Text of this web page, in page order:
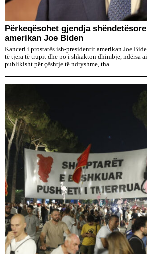
Përkeqësohet gjendja
amerikan Joe Biden
Kanceri i prostatës ish-presidentit amerikan Joe
të tjera të trupit dhe po i shkakton dhimbje, ndërsa
publikisht për çështje të ndryshme, tha